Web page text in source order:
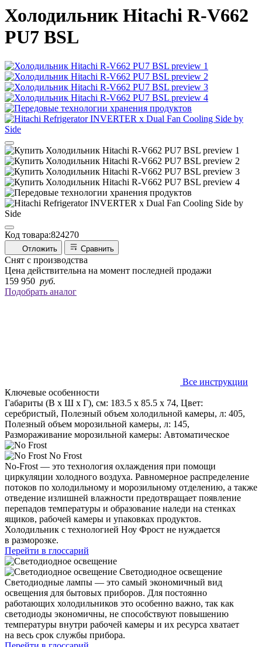
ХолодильникHitachi R-V662
PU7 BSL
Код товара:824270
Отложить Сравнить
Снят с производства
Цена действительна на момент последней продажи
159 950 руб.
Подобрать аналог
Все инструкции
Ключевые особенности
Габариты (В х Ш х Г), см: 183.5 х 85.5 х 74, Цвет:
серебристый, Полезный объем холодильной камеры, л: 405,
Полезный объем морозильной камеры, л: 145,
Размораживание морозильной камеры: Автоматическое
No Frost
No-Frost — это технология охлаждения при помощи
циркуляции холодного воздуха. Равномерное распределение
потоков по холодильному и морозильному отделению, а также
отведение излишней влажности предотвращает появление
перепадов температуры и образование наледи на стенках
ящиков, рабочей камеры и упаковках продуктов.
Холодильник с технологией Ноу Фрост не нуждается
в разморозке.
Перейти в глоссарий
Светодиодное освещение
Светодиодные лампы — это самый экономичный вид
освещения для бытовых приборов. Для постоянно
работающих холодильников это особенно важно, так как
светодиоды экономичны, не способствуют повышению
температуры внутри рабочей камеры и их ресурса хватает
на весь срок службы прибора.